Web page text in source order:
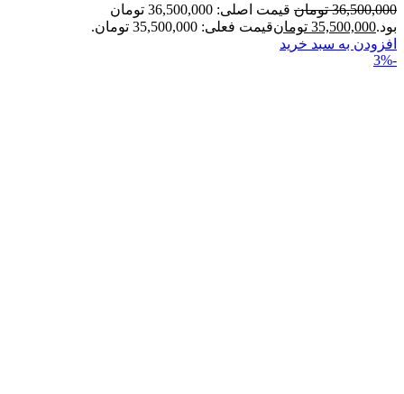
36,500,000 تومان
قیمت اصلی: 36,500,000 تومان
بود.35,500,000 تومانقیمت فعلی: 35,500,000 تومان.
افزودن به سبد خرید
-3%